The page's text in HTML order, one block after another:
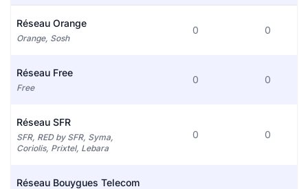
Réseau Orange
Orange, Sosh
0 0
Réseau Free
Free
0 0
Réseau SFR
SFR, RED by SFR, Syma,
Coriolis, Prixtel, Lebara
0 0
Réseau Bouygues Telecom